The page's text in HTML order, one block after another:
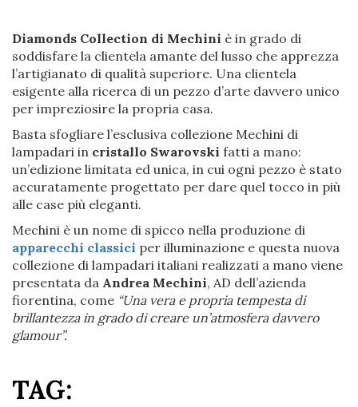
Diamonds Collection di Mechini è in grado di
soddisfare la clientela amante del lusso che apprezza
l’artigianato di qualità superiore. Una clientela
esigente alla ricerca di un pezzo d’arte davvero unico
per impreziosire la propria casa.
Basta sfogliare l’esclusiva collezione Mechini di
lampadari in cristallo Swarovski fatti a mano:
un’edizione limitata ed unica, in cui ogni pezzo è stato
accuratamente progettato per dare quel tocco in più
alle case più eleganti.
Mechini è un nome di spicco nella produzione di
apparecchi classici per illuminazione e questa nuova
collezione di lampadari italiani realizzati a mano viene
presentata da Andrea Mechini, AD dell’azienda
fiorentina, come “Una vera e propria tempesta di
brillantezza in grado di creare un’atmosfera davvero
glamour”.
TAG: